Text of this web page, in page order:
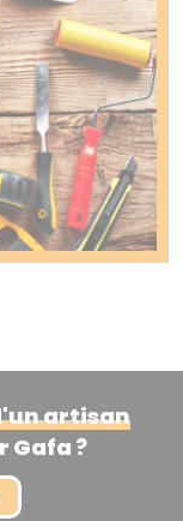
artisan
Gafa ?